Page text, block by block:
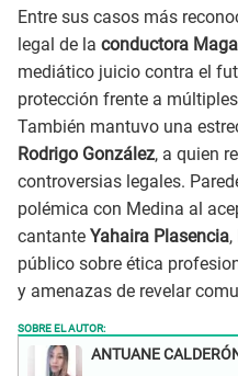
Entre sus casos más
legal de la conductora
mediático juicio contra el
protección frente a
También mantuvo una
Rodrigo González, a quien
controversias legales.
polémica con Medina al
cantante Yahaira Plasencia
público sobre ética
y amenazas de revelar
SOBRE EL AUTOR:
ANTUANE